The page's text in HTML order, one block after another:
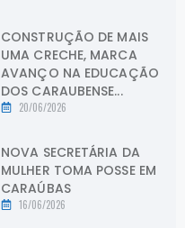
CONSTRUÇÃO DE MAIS
UMA CRECHE, MARCA
AVANÇO NA EDUCAÇÃO
DOS CARAUBENSE...
20/06/2026
NOVA SECRETÁRIA DA
MULHER TOMA POSSE EM
CARAÚBAS
16/06/2026